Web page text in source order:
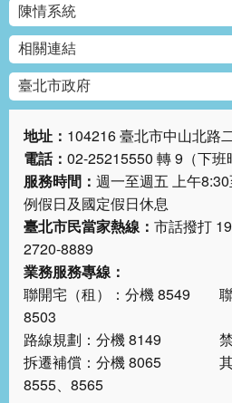
陳情系統
相關連結
臺北市政府
地址： 104216 臺北市中山北路
電話： 02-25215550 轉 9（下班
服務時間： 週一至週五 上午8:30
例假日及國定假日休息
臺北市民當家熱線： 市話撥打
2720-8889
業務服務專線：
聯開宅（租）：分機 8549 聯
8503
路線規劃：分機 8149 禁
拆遷補償：分機 8065 其他
8555、8565